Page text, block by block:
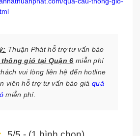
Thuận Phát hỗ trợ tư vấn báo
gió tại Quận 6 miễn phí
vui lòng liên hệ đến hotline
viên hỗ trợ tư vấn báo giáquả
miễn phí.